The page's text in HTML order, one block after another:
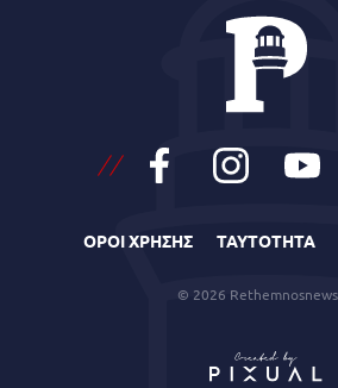
ΟΡΟΙ ΧΡΗΣΗΣ ΤΑΥΤΟΤΗΤΑ
© 2026